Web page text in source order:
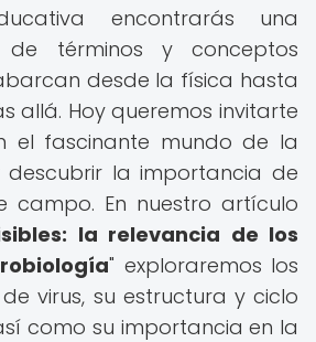
encontrarás una
términos y conceptos
desde la física hasta
allá. Hoy queremos invitarte
el fascinante mundo de la
la importancia de
campo. En nuestro artículo
la relevancia de los
" exploraremos los
virus, su estructura y ciclo
como su importancia en la